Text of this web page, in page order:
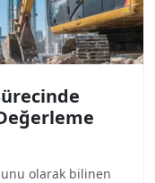
olarak bilinen